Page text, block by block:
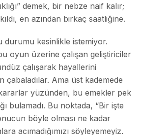
demek, bir nebze naif kalır;
en azından birkaç saatliğine.
durumu kesinlikle istemiyor.
oyun üzerine çalışan geliştiriciler
çalışarak hayallerini
çabaladılar. Ama üst kademede
kararlar yüzünden, bu emekler pek
bulamadı. Bu noktada, “Bir işte
böyle olması ne kadar
acımadığımızı söyleyemeyiz.